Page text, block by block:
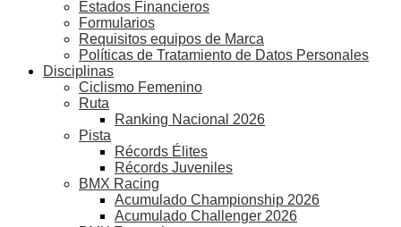
Estados Financieros
Formularios
Requisitos equipos de Marca
Políticas de Tratamiento de Datos Personales
Disciplinas
Ciclismo Femenino
Ruta
Ranking Nacional 2026
Pista
Récords Élites
Récords Juveniles
BMX Racing
Acumulado Championship 2026
Acumulado Challenger 2026